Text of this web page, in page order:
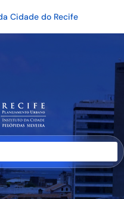
Cidade do Recife